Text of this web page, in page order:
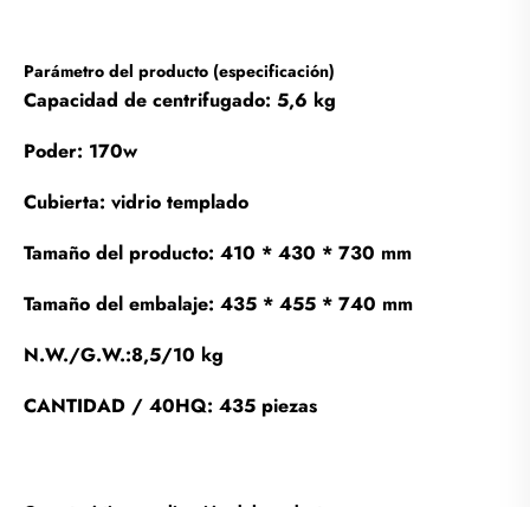
Parámetro del producto (especificación)
Capacidad de centrifugado: 5,6 kg
Poder: 170w
Cubierta: vidrio templado
Tamaño del producto: 410 * 430 * 730 mm
Tamaño del embalaje: 435 * 455 * 740 mm
N.W./G.W.:8,5/10 kg
CANTIDAD / 40HQ: 435 piezas